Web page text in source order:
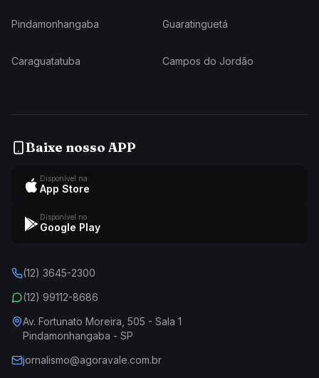
Pindamonhangaba Guaratinguetá
Caraguatatuba Campos do Jordão
Baixe nosso APP
Disponível na
App Store
Disponível no
Google Play
(12) 3645-2300
(12) 99112-8686
Av. Fortunato Moreira, 505 - Sala 1
Pindamonhangaba - SP
jornalismo@agoravale.com.br